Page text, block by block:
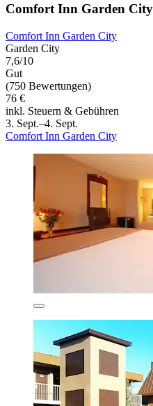
Comfort Inn Garden City
Comfort Inn Garden City
Garden City
7,6/10
Gut
(750 Bewertungen)
76 €
inkl. Steuern & Gebühren
3. Sept.–4. Sept.
Comfort Inn Garden City